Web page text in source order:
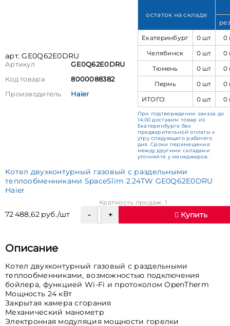
арт. GE0Q62E0DRU
Артикул
GE0Q62E0DRU
Код товара
8000088382
Производитель
Haier
остаток на складе
Екатеринбург
0 шт
0
Челябинск
0 шт
0
Тюмень
0 шт
0
Пермь
0 шт
0
ИТОГО:
0 шт 0
При подтверждении заказа до
14:00 доставим товар из
Екатеринбурга без
предварительной оплаты к
утру следующего рабочего
дня. Сроки перемещения
между другими складами
уточняйте у менеджеров.
Котел двухконтурный газовый с раздельными
теплообменниками SpaceSlim 2.24TW GE0Q62E0DRU
Haier
72 488,62 руб./шт
Кратность продаж: 1
Купить
Описание
Котел двухконтурный газовый с раздельными
теплообменниками, возможностью подключения
бойлера, функцией Wi-Fi и протоколом OpenTherm
Мощность 24 кВт
Закрытая камера сгорания
Механический манометр
Электронная модуляция мощности горелки